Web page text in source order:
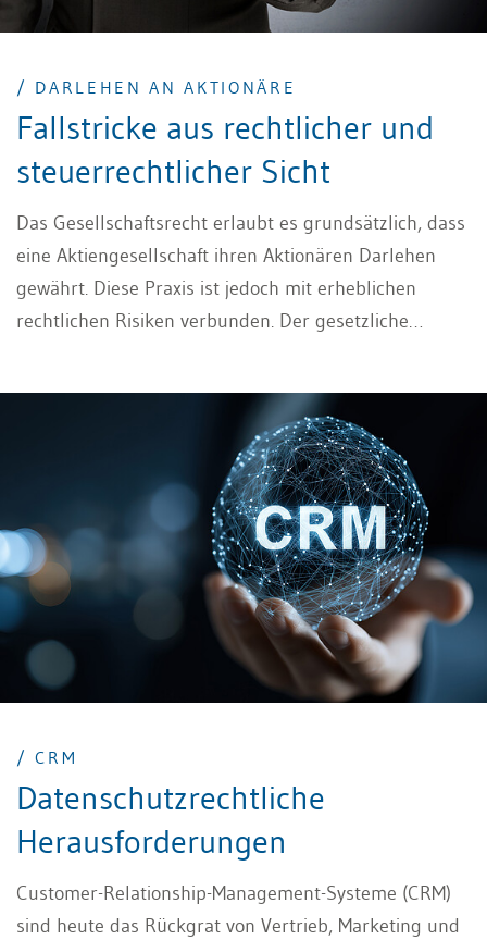
/ DARLEHEN AN AKTIONÄRE
Fallstricke aus rechtlicher und
steuerrechtlicher Sicht
Das Gesellschaftsrecht erlaubt es grundsätzlich, dass
eine Aktiengesellschaft ihren Aktionären Darlehen
gewährt. Diese Praxis ist jedoch mit erheblichen
rechtlichen Risiken verbunden. Der gesetzliche
Gefahr, dass ein Darlehen an Aktionäre als verbotene
Einlagenrückgewähr oder als verdeckte
Gewinnausschüttung qualifiziert wird.
/ CRM
Datenschutzrechtliche
Herausforderungen
Customer-Relationship-Management-Systeme (CRM)
sind heute das Rückgrat von Vertrieb, Marketing und